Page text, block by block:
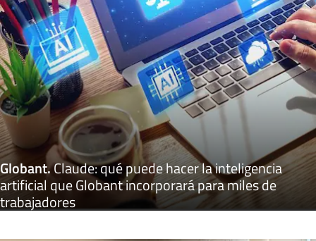
Globant.Claude: qué puede hacer la inteligencia
artificial que Globant incorporará para miles de
trabajadores